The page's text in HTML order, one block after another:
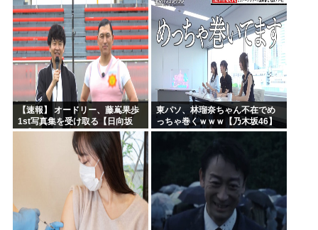
【速報】 オードリー、藤嶌果歩
1st写真集を受け取る【日向坂
46】
東パソ、林瑠奈ちゃん不在でめ
っちゃ巻くｗｗｗ【乃木坂46】